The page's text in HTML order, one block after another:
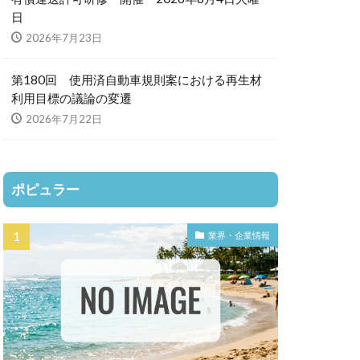
日
2026年7月23日
第180回 使用済自動車規則案における再生材
利用目標の議論の変遷
2026年7月22日
ポピュラー
業界・企業情報